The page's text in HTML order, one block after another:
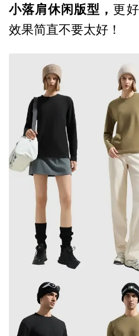
小落肩休闲版型， 更
效果简直不要太好！